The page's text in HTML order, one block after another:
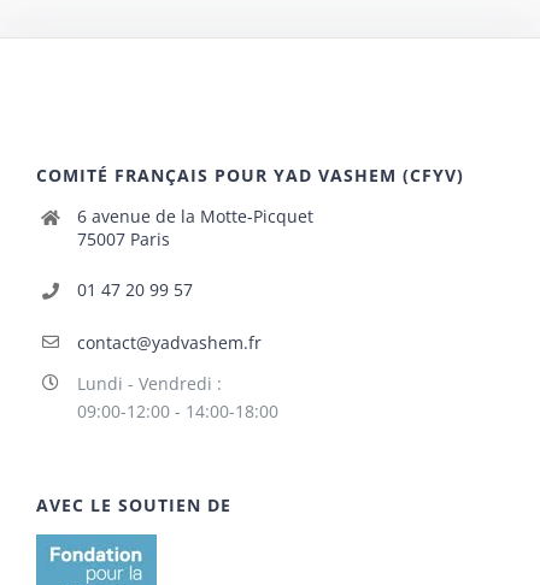
COMITÉ FRANÇAIS POUR YAD VASHEM (CFYV)
6 avenue de la Motte-Picquet
75007 Paris
01 47 20 99 57
contact@yadvashem.fr
Lundi - Vendredi :
09:00-12:00 - 14:00-18:00
AVEC LE SOUTIEN DE